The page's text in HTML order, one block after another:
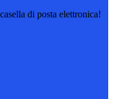
di posta elettronica!